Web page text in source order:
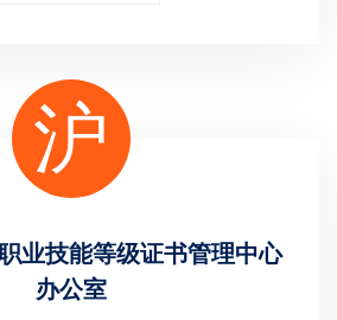
沪
业技能等级证书管理中心
办公室